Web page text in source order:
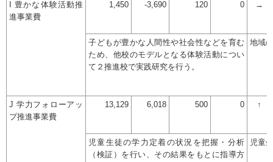
I 豊かな体験活動推
進事業費
1,450 -3,690 120 0 →
子どもが豊かな人間性や社会性などを育む
ため、他校のモデルとなる体験活動につい
て２推進校で実践研究を行う。
地域
J 学力フォローアッ
プ推進事業費
13,129 6,018 500 0 ↑
児童生徒の学力定着の状況を把握・分析
（検証）を行い、その結果をもとに指導方
児童